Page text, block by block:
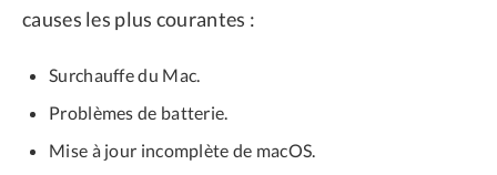
causes les plus courantes :
Surchauffe du Mac.
Problèmes de batterie.
Mise à jour incomplète de macOS.